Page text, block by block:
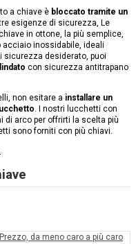
a chiave è bloccato tramite un
esigenze di sicurezza, Le
in ottone, la più semplice,
inossidabile, ideali
sicurezza desiderato, puoi
con sicurezza antitrapano
non esitare a installare un
. I nostri lucchetti con
di arco per offrirti la scelta più
sono forniti con più chiavi.
Prezzo, da meno caro a più caro